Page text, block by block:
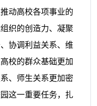
动高校各项事业的
织的创造力、凝聚
协调利益关系、维
校的群众基础更加
、师生关系更加密
这一重要任务，扎